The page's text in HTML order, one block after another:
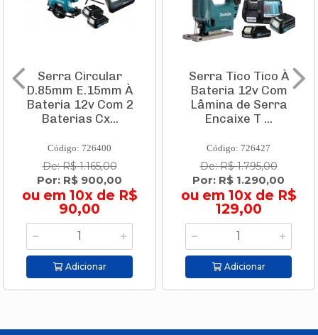
Serra Circular
D.85mm E.15mm À
Bateria 12v Com 2
Baterias Cx...
Código: 726400
De: R$ 1.165,00
Por: R$ 900,00
ou em 10x de R$
90,00
Adicionar
Serra Tico Tico À
Bateria 12v Com
Lâmina de Serra
Encaixe T ...
Código: 726427
De: R$ 1.795,00
Por: R$ 1.290,00
ou em 10x de R$
129,00
Adicionar